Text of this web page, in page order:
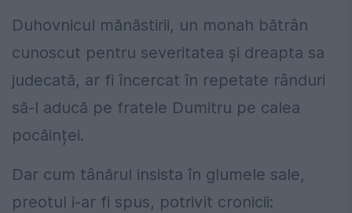
Duhovnicul mănăstirii, un monah bătrân
cunoscut pentru severitatea și dreapta sa
judecată, ar fi încercat în repetate rânduri
să-l aducă pe fratele Dumitru pe calea
pocăinței.
Dar cum tânărul insista în glumele sale,
preotul i-ar fi spus, potrivit cronicii: